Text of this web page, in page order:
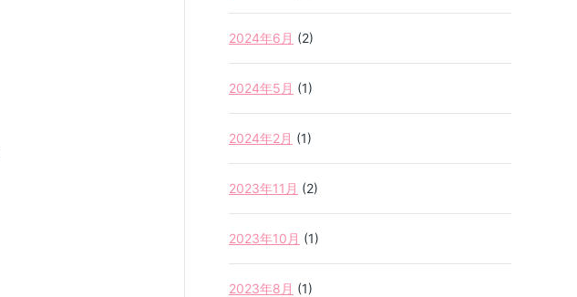
2024年6月 (2)
2024年5月 (1)
2024年2月 (1)
2023年11月 (2)
2023年10月 (1)
2023年8月 (1)